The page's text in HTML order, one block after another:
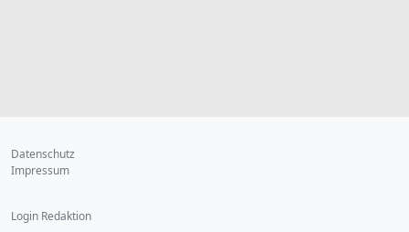
Datenschutz
Impressum
Login Redaktion